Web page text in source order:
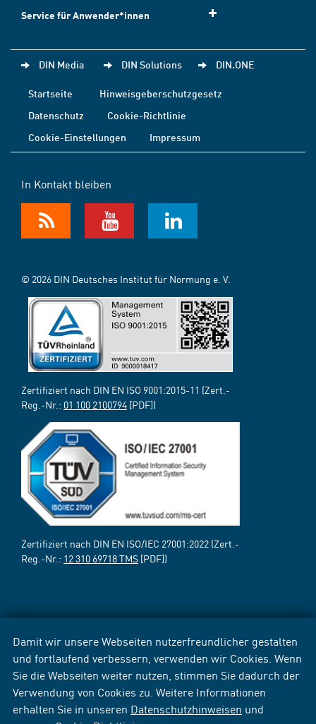
Damit wir unsere Webseiten nutzerfreundlicher gestalten
und fortlaufend verbessern, verwenden wir Cookies. Wenn
Sie die Webseiten weiter nutzen, stimmen Sie dadurch der
Verwendung von Cookies zu. Weitere Informationen
erhalten Sie in unseren Datenschutzhinweisen und
Service für Anwender*innen
DIN Media DIN Solutions DIN.ONE
Startseite
Hinweisgeberschutzgesetz
Datenschutz
Cookie-Richtlinie
Cookie-Einstellungen
Impressum
In Kontakt bleiben
© 2026 DIN Deutsches Institut für Normung e. V.
Zertifiziert nach DIN EN ISO 9001:2015-11 (Zert.-
Reg.-Nr.: 01 100 2100794 [PDF])
Zertifiziert nach DIN EN ISO/IEC 27001:2022 (Zert.-
Reg.-Nr.: 12 310 69718 TMS [PDF])